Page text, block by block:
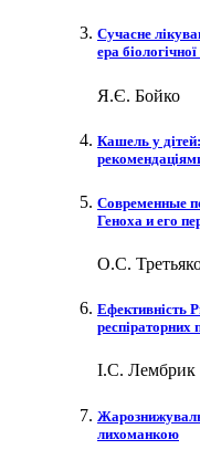
Сучасне
ера біологічної
Я.Є. Бойко
Кашель у дітей:
Современные
Геноха и его
О.С.
Ефективність
респіраторних
І.С. Лембрик
лихоманкою